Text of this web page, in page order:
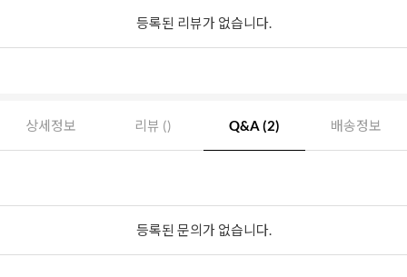
등록된 리뷰가 없습니다.
상세정보 리뷰 () Q&A (2) 배송정보
등록된 문의가 없습니다.